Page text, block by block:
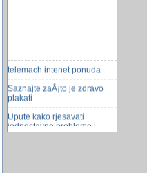
telemach intenet ponuda
Saznajte zaÅ¡to je zdravo
plakati
Upute kako rjesavati
jednostavne probleme i
izraze